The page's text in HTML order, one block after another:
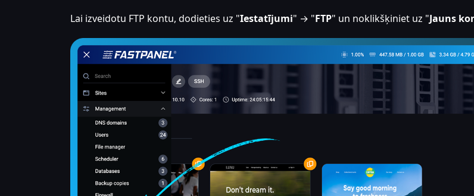
Lai izveidotu FTP kontu, dodieties uz "Iestatījumi" → "FTP" un noklikšķiniet uz "Jauns